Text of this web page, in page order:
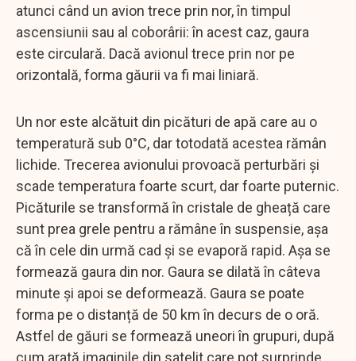
atunci când un avion trece prin nor, în timpul
ascensiunii sau al coborârii: în acest caz, gaura
este circulară. Dacă avionul trece prin nor pe
orizontală, forma găurii va fi mai liniară.
Un nor este alcătuit din picături de apă care au o
temperatură sub 0°C, dar totodată acestea rămân
lichide. Trecerea avionului provoacă perturbări și
scade temperatura foarte scurt, dar foarte puternic.
Picăturile se transformă în cristale de gheață care
sunt prea grele pentru a rămâne în suspensie, așa
că în cele din urmă cad și se evaporă rapid. Așa se
formează gaura din nor. Gaura se dilată în câteva
minute și apoi se deformează. Gaura se poate
forma pe o distanță de 50 km în decurs de o oră.
Astfel de găuri se formează uneori în grupuri, după
cum arată imaginile din satelit care pot surprinde